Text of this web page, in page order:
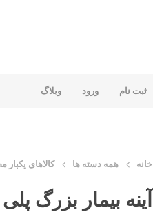
ثبت نام ورود وبلاگ
خانه همه دسته ها کالاهای
آینه بیمار بزرگ